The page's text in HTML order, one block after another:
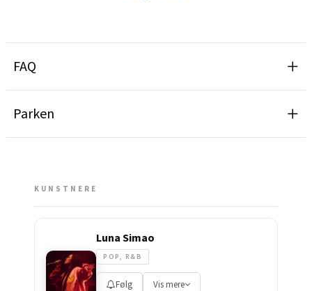
FAQ
Parken
KUNSTNERE
Luna Simao
POP, R&B
Følg Vis mere